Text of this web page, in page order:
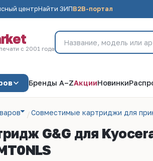
центрНайти ЗИПB2B-портал
с 2001 года
Бренды A–ZАкцииНовинки
Совместимые картриджи для
G&G для